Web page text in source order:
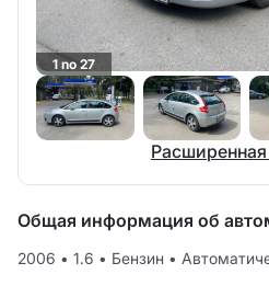
1 no 27
Расширенная
Общая информация об
2006 • 1.6 • Бензин •